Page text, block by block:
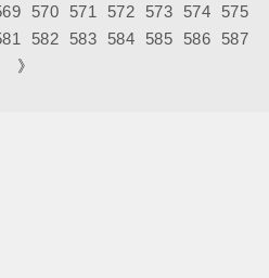
570 571 572 573 574
575
582 583 584 585 586
587
》